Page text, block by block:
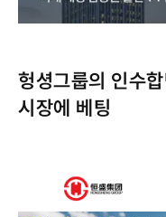
헝셩그룹의 인수
시장에 베팅